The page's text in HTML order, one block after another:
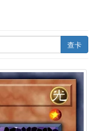
查卡